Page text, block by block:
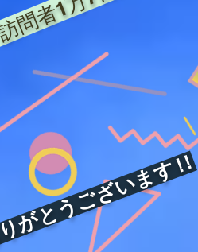
者1万7百
とうございます ! !